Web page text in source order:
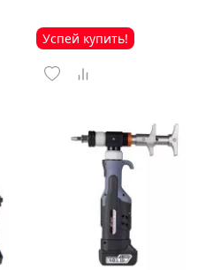
Успей купить!